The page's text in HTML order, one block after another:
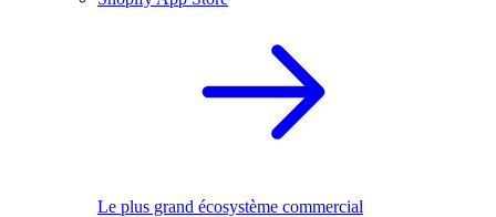
Le plus grand écosystème commercial